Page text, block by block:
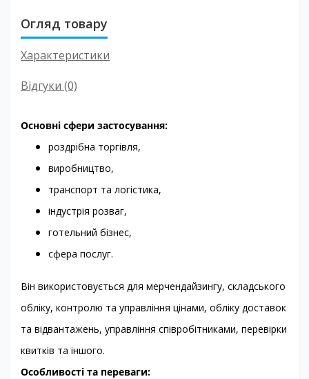
Огляд товару
Характеристики
Відгуки (0)
Основні сфери застосування:
роздрібна торгівля,
виробництво,
транспорт та логістика,
індустрія розваг,
готельний бізнес,
сфера послуг.
Він використовується для мерчендайзингу, складського
обліку, контролю та управління цінами, обліку доставок
та відвантажень, управління співробітниками, перевірки
квитків та іншого.
Особливості та переваги: